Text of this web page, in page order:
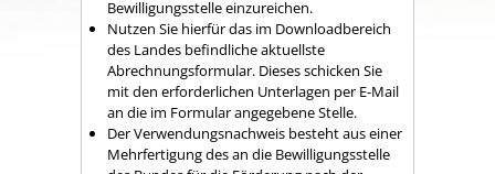
Bewilligungsstelleeinzureichen.
Nutzen Sie hierfür das im Downloadbereich
des Landes befindliche aktuellste
Abrechnungsformular. Dieses schicken Sie
mit den erforderlichen Unterlagen per E-Mail
an die im Formular angegebene Stelle.
Der Verwendungsnachweis besteht aus einer
Mehrfertigung des an die Bewilligungsstelle